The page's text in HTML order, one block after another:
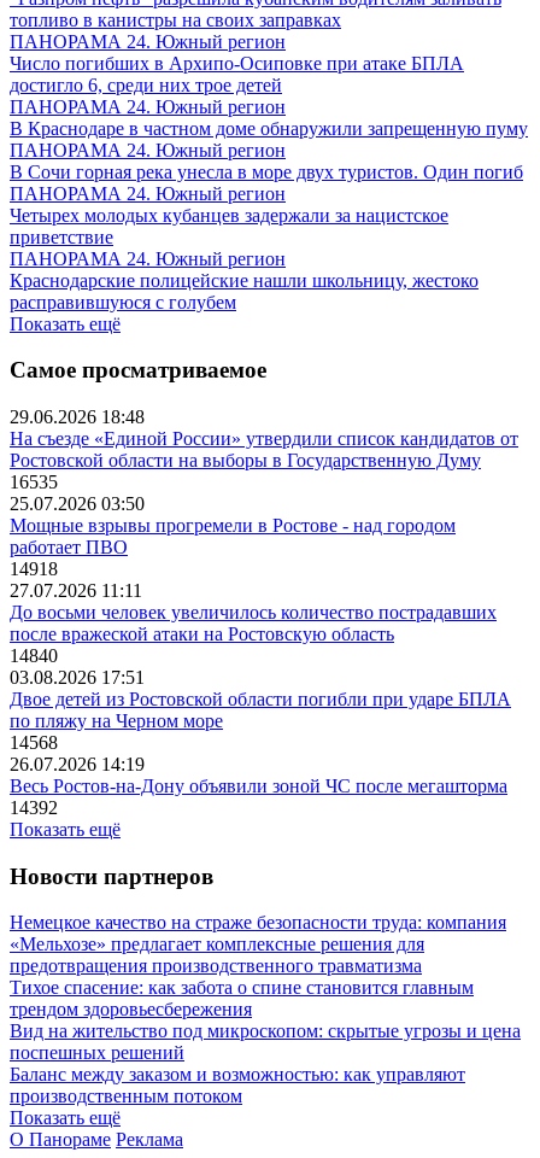
топливо в канистры на своих заправках
ПАНОРАМА 24. Южный регион
Число погибших в Архипо-Осиповке при атаке БПЛА
достигло 6, среди них трое детей
ПАНОРАМА 24. Южный регион
В Краснодаре в частном доме обнаружили запрещенную пуму
ПАНОРАМА 24. Южный регион
В Сочи горная река унесла в море двух туристов. Один погиб
ПАНОРАМА 24. Южный регион
Четырех молодых кубанцев задержали за нацистское
приветствие
ПАНОРАМА 24. Южный регион
Краснодарские полицейские нашли школьницу, жестоко
расправившуюся с голубем
Показать ещё
Самое просматриваемое
29.06.2026 18:48
На съезде «Единой России» утвердили список кандидатов от
Ростовской области на выборы в Государственную Думу
16535
25.07.2026 03:50
Мощные взрывы прогремели в Ростове - над городом
работает ПВО
14918
27.07.2026 11:11
До восьми человек увеличилось количество пострадавших
после вражеской атаки на Ростовскую область
14840
03.08.2026 17:51
Двое детей из Ростовской области погибли при ударе БПЛА
по пляжу на Черном море
14568
26.07.2026 14:19
Весь Ростов-на-Дону объявили зоной ЧС после мегашторма
14392
Показать ещё
Новости партнеров
Немецкое качество на страже безопасности труда: компания
«Мельхозе» предлагает комплексные решения для
предотвращения производственного травматизма
Тихое спасение: как забота о спине становится главным
трендом здоровьесбережения
Вид на жительство под микроскопом: скрытые угрозы и цена
поспешных решений
Баланс между заказом и возможностью: как управляют
производственным потоком
Показать ещё
О Панораме Реклама